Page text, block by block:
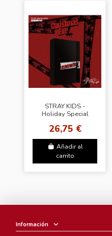
STRAY KIDS -
Holiday Special
EveL [Normal Edition]
26,75 €
Añadir al
carrito
Información